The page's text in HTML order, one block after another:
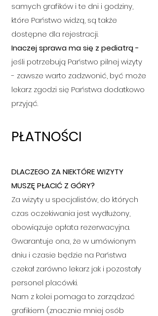
samych grafików i te dni i godziny,
które Państwo widzą, są także
dostępne dla rejestracji.
Inaczej sprawa ma się z pediatrą -
jeśli potrzebują Państwo pilnej wizyty
- zawsze warto zadzwonić, być może
lekarz zgodzi się Państwa dodatkowo
przyjąć.
PŁATNOŚCI
DLACZEGO ZA NIEKTÓRE WIZYTY
MUSZĘPŁACIĆ Z GÓRY?
Za wizyty u specjalistów, do których
czas oczekiwania jest wydłużony,
obowiązuje opłata rezerwacyjna.
Gwarantuje ona, że w umówionym
dniu i czasie będzie na Państwa
czekał zarówno lekarz jak i pozostały
personel placówki.
Nam z kolei pomaga to zarządzać
grafikiem (znacznie mniej osób